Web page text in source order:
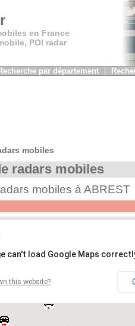
en France
POI radar
Recherche par département
mobiles
radars mobiles
mobiles à ABREST
can't load Google Maps
this website?